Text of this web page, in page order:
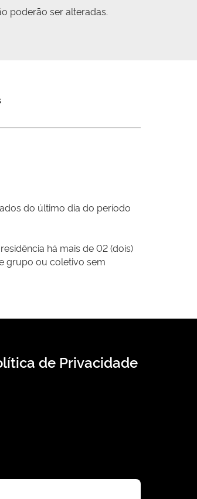
poderão ser alteradas.
do último dia do período
há mais de 02 (dois)
grupo ou coletivo sem
de Privacidade